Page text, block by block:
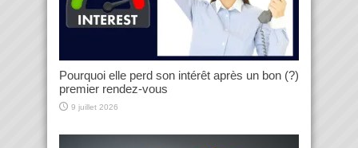
Pourquoi elle perd son intérêt après un bon (?)
premier rendez-vous
9 juillet 2026